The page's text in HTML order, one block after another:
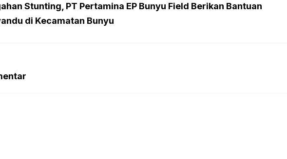
Stunting, PT Pertamina EP Bunyu Field Berikan Bantuan
di Kecamatan Bunyu